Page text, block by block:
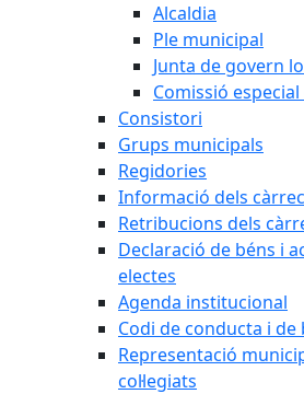
Alcaldia
Ple municipal
Junta de govern
Comissió
Consistori
Grups municipals
Regidories
Informació dels
Retribucions dels
Declaració de béns i
electes
Agenda institucional
Codi de conducta i
Representació
col·legiats